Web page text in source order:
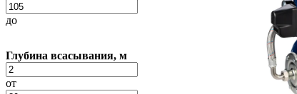
до
Глубина всасывания, м
от